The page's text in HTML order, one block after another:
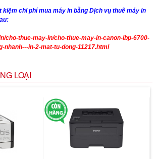
kiệm chi phí mua máy in bằng Dịch vụ thuê máy in
cho-thue-may-in/cho-thue-may-in-canon-lbp-6700-
nhanh---in-2-mat-tu-dong-11217.html
LOẠI